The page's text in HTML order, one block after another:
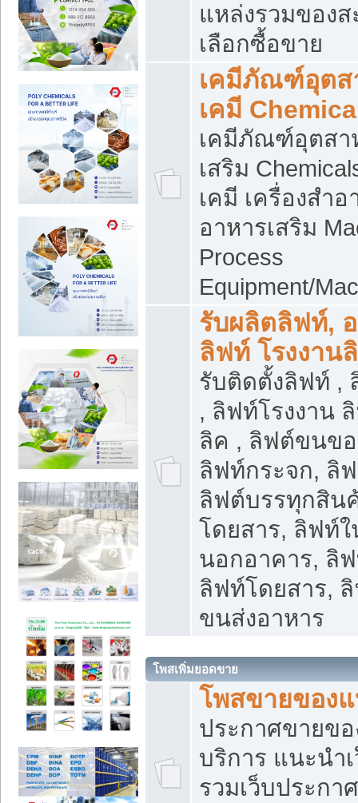
แหล่งรวมของ
เลือกซื้อขาย
เคมีภัณฑ์อุตส
เคมี
เคมีภัณฑ์อุตสา
เสริม
เคมี เครื่องสำ
อาหารเสริม
Process
Equipment/
รับผลิตลิฟท์,
ลิฟท์ โรงงาน
รับติดตั้งลิฟท์ ,
, ลิฟท์โรงงาน
ลิค , ลิฟต์ขนข
ลิฟท์กระจก, ลิ
ลิฟต์บรรทุกสิน
โดยสาร, ลิฟท์
นอกอาคาร, ลิ
ลิฟท์โดยสาร,
ขนส่งอาหาร
โพสเพิ่มยอดขาย
โพสขายของ
ประกาศขายข
บริการ แนะนำ
รวมเว็บประกา